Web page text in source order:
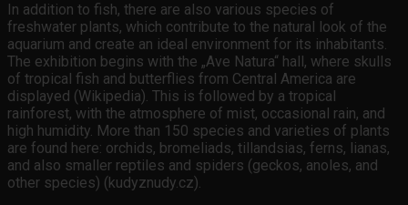
In addition to fish, there are also various species of
freshwater plants, which contribute to the natural look of the
aquarium and create an ideal environment for its inhabitants.
The exhibition begins with the „Ave Natura“ hall, where skulls
of tropical fish and butterflies from Central America are
displayed (Wikipedia). This is followed by a tropical
rainforest, with the atmosphere of mist, occasional rain, and
high humidity. More than 150 species and varieties of plants
are found here: orchids, bromeliads, tillandsias, ferns, lianas,
and also smaller reptiles and spiders (geckos, anoles, and
other species) (kudyznudy.cz).